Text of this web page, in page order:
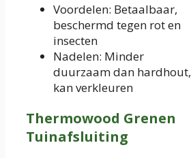
Voordelen: Betaalbaar,
beschermd tegen rot en
insecten
Nadelen: Minder
duurzaam dan hardhout,
kan verkleuren
Thermowood Grenen
Tuinafsluiting